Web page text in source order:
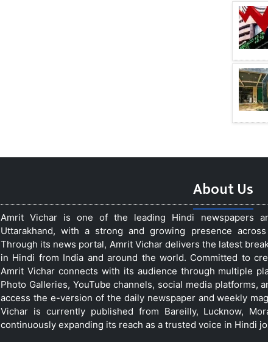
About Us
Amrit Vichar is one of the leading Hindi newspapers
Uttarakhand, with a strong and growing presence
Through its news portal, Amrit Vichar delivers the latest
in Hindi from India and around the world. Committed to
Amrit Vichar connects with its audience through multiple
Photo Galleries, YouTube channels, social media platforms,
access the e-version of the daily newspaper and weekly
Vichar is currently published from Bareilly, Lucknow,
continuously expanding its reach as a trusted voice in Hindi